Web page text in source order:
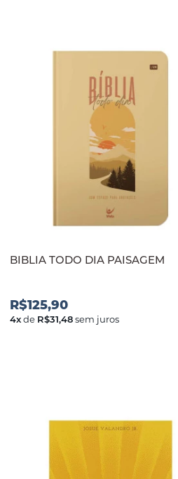
BIBLIA TODO DIA PAISAGEM
R$125,90
4xde R$31,48sem juros